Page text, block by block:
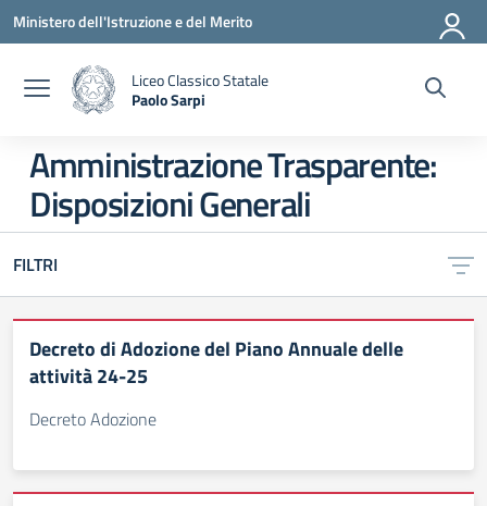
Vai ai contenuti
Vai al menu di navigazione
Vai al footer
Ministero dell'Istruzione e del Merito
Liceo Classico Statale
Paolo Sarpi
Amministrazione Trasparente:
Disposizioni Generali
FILTRI
Decreto di Adozione del Piano Annuale delle
attività 24-25
Decreto Adozione